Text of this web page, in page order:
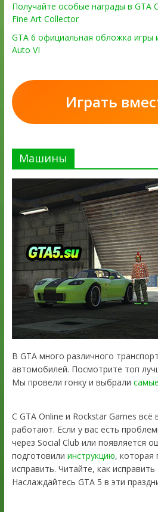
Получайте особые награды в GTA
Fine Art Collector
GTA 6 официальная обложка игры
Auto VI
Играть
Машины
В GTA много различного
автомобилей. Посмотрите топ
Мы провели гонку и выбрали
С GTA Online и Rockstar Games всё
работают. Если у вас есть
через Social Club или появляется
подготовили инструкцию, которая
исправить. Читайте, как
Наслаждайтесь GTA 5 в эти